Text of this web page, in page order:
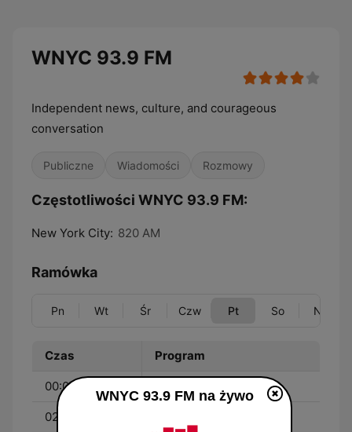
WNYC 93.9 FM
Independent news, culture, and courageous
conversation
Publiczne Wiadomości Rozmowy
Częstotliwości WNYC 93.9 FM:
New York City: 820 AM
Ramówka
Pn Wt Śr Czw Pt So Nd
Czas Program
00:00 - 02:00
02:00 - 05:00
WNYC 93.9 FM na żywo